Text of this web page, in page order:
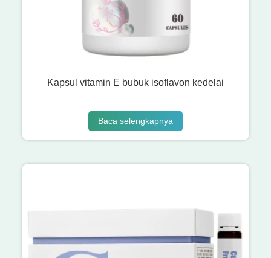
Kapsul vitamin E bubuk isoflavon kedelai
Baca selengkapnya